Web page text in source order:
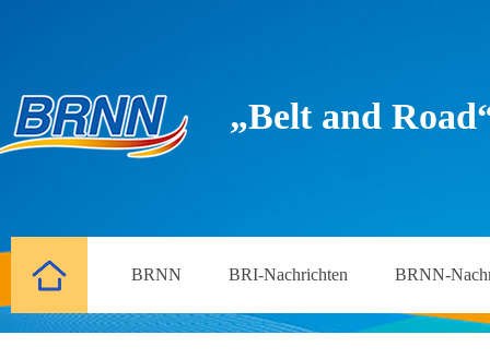
„Belt and
BRNN BRI-Nachrichten BRNN-